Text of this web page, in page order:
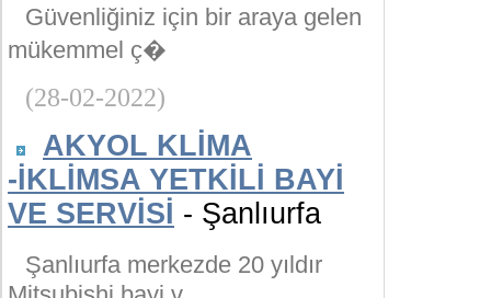
Güvenliğiniz için bir araya gelen
mükemmel ç�
(28-02-2022)
AKYOL KLİMA
-İKLİMSA YETKİLİ BAYİ
VE SERVİSİ - Şanlıurfa
Şanlıurfa merkezde 20 yıldır